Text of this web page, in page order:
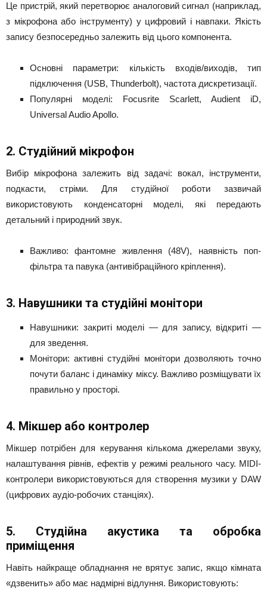
Це пристрій, який перетворює аналоговий сигнал (наприклад,
з мікрофона або інструменту) у цифровий і навпаки. Якість
запису безпосередньо залежить від цього компонента.
Основні параметри: кількість входів/виходів, тип
підключення (USB, Thunderbolt), частота дискретизації.
Популярні моделі: Focusrite Scarlett, Audient iD,
Universal Audio Apollo.
2. Студійний мікрофон
Вибір мікрофона залежить від задачі: вокал, інструменти,
подкасти, стріми. Для студійної роботи зазвичай
використовують конденсаторні моделі, які передають
детальний і природний звук.
Важливо: фантомне живлення (48V), наявність поп-
фільтра та павука (антивібраційного кріплення).
3. Навушники та студійні монітори
Навушники: закриті моделі — для запису, відкриті —
для зведення.
Монітори: активні студійні монітори дозволяють точно
почути баланс і динаміку міксу. Важливо розміщувати їх
правильно у просторі.
4. Мікшер або контролер
Мікшер потрібен для керування кількома джерелами звуку,
налаштування рівнів, ефектів у режимі реального часу. MIDI-
контролери використовуються для створення музики у DAW
(цифрових аудіо-робочих станціях).
5. Студійна акустика та обробка
приміщення
Навіть найкраще обладнання не врятує запис, якщо кімната
«дзвенить» або має надмірні відлуння. Використовують: